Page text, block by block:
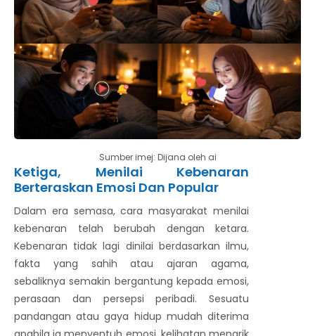
Sumber imej: Dijana oleh ai
Ketiga, Menilai Kebenaran
Berteraskan Emosi Dan Popular
Dalam era semasa, cara masyarakat menilai
kebenaran telah berubah dengan ketara.
Kebenaran tidak lagi dinilai berdasarkan ilmu,
fakta yang sahih atau ajaran agama,
sebaliknya semakin bergantung kepada emosi,
perasaan dan persepsi peribadi. Sesuatu
pandangan atau gaya hidup mudah diterima